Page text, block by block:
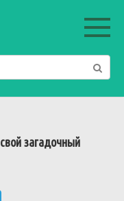
свой загадочный